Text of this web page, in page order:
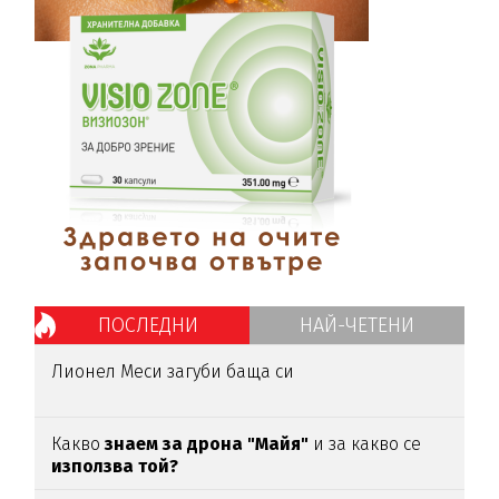
ПОСЛЕДНИ НАЙ-ЧЕТЕНИ
Лионел Меси загуби баща си
Каквознаем за дрона "Майя" и за какво се
използва той?